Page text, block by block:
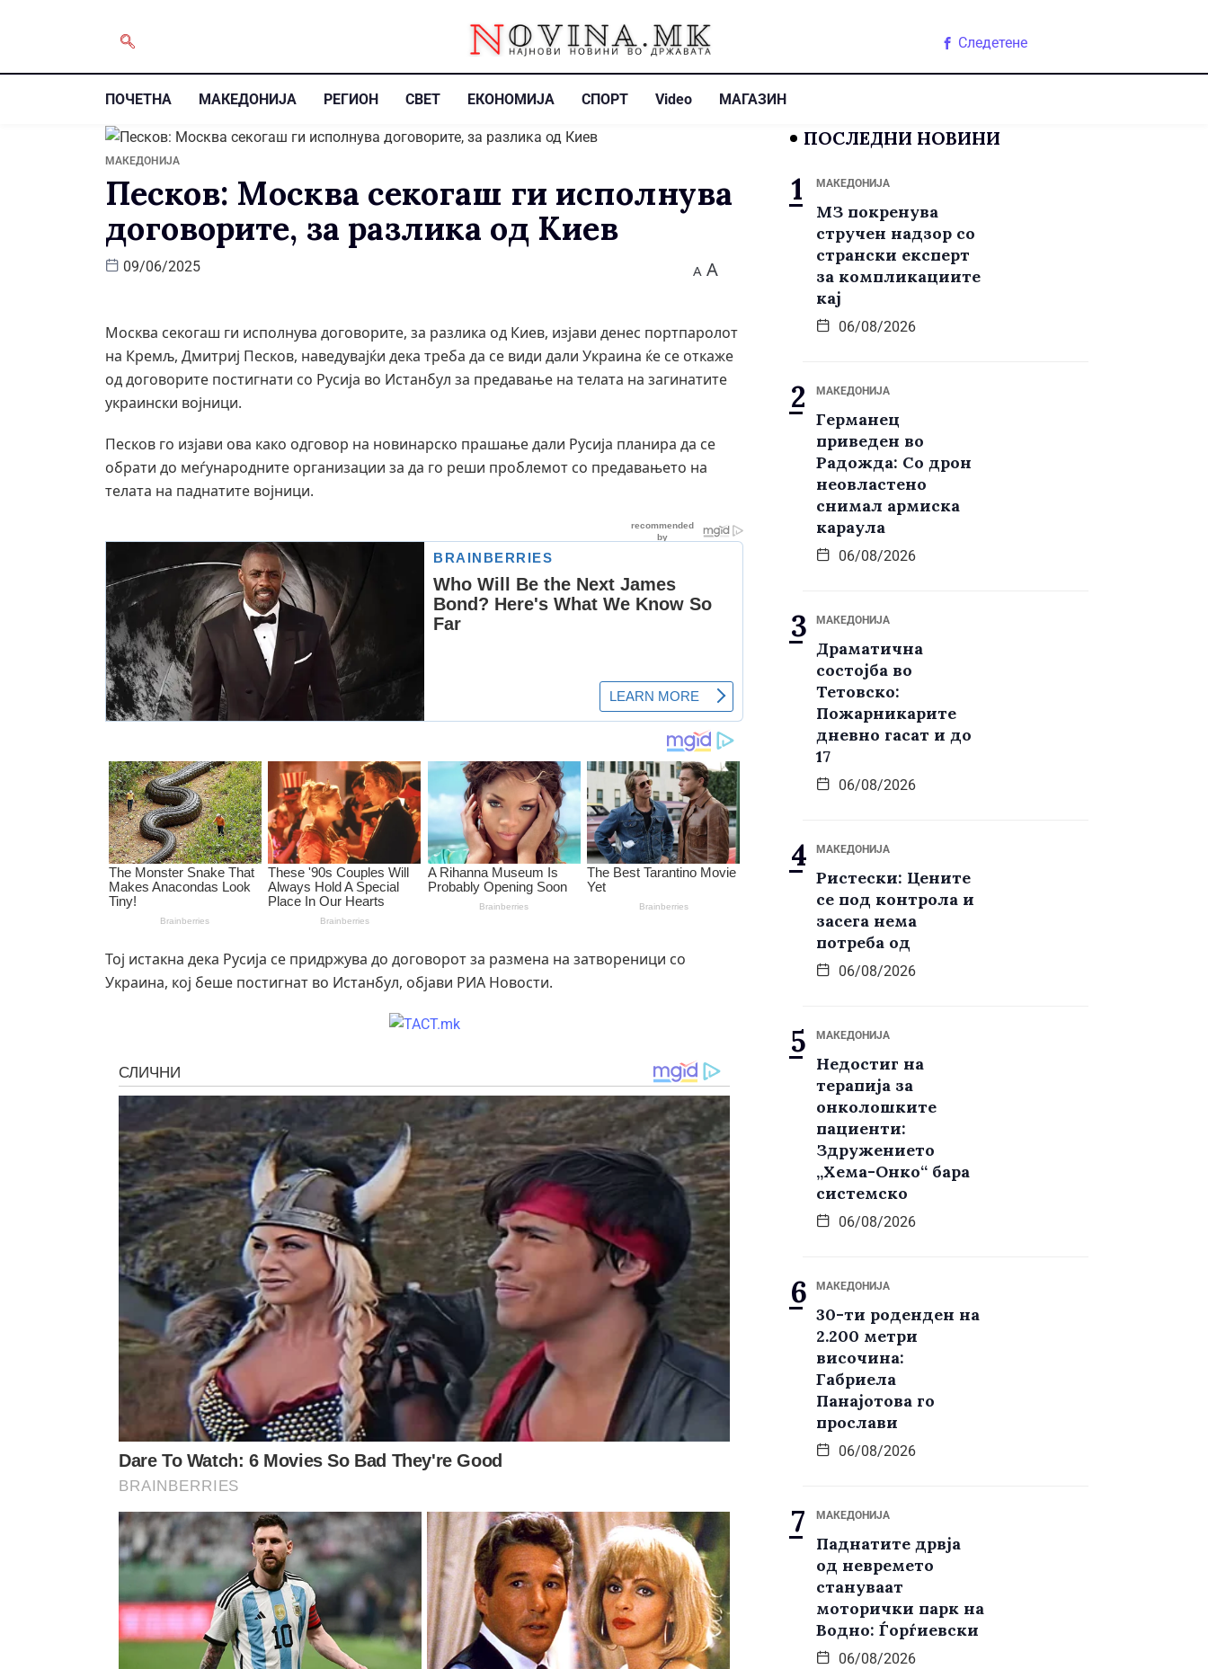
Следетене
ПОЧЕТНА МАКЕДОНИЈА РЕГИОН СВЕТ ЕКОНОМИЈА СПОРТ Video МАГАЗИН
МАКЕДОНИЈА
Песков: Москва секогаш ги исполнува
договорите, за разлика од Киев
09/06/2025 A A
Москва секогаш ги исполнува договорите, за разлика од Киев, изјави денес портпаролот
на Кремљ, Дмитриј Песков, наведувајќи дека треба да се види дали Украина ќе се откаже
од договорите постигнати со Русија во Истанбул за предавање на телата на загинатите
украински војници.
Песков го изјави ова како одговор на новинарско прашање дали Русија планира да се
обрати до меѓународните организации за да го реши проблемот со предавањето на
телата на паднатите војници.
Тој истакна дека Русија се придржува до договорот за размена на затвореници со
Украина, кој беше постигнат во Истанбул, објави РИА Новости.
ПОСЛЕДНИ НОВИНИ
МАКЕДОНИЈА
МЗ покренува
стручен надзор со
странски експерт
за компликациите
кај
06/08/2026
МАКЕДОНИЈА
Германец
приведен во
Радожда: Со дрон
неовластено
снимал армиска
караула
06/08/2026
МАКЕДОНИЈА
Драматична
состојба во
Тетовско:
Пожарникарите
дневно гасат и до
17
06/08/2026
МАКЕДОНИЈА
Ристески: Цените
се под контрола и
засега нема
потреба од
06/08/2026
МАКЕДОНИЈА
Недостиг на
терапија за
онколошките
пациенти:
Здружението
„Хема-Онко“ бара
системско
06/08/2026
МАКЕДОНИЈА
30-ти роденден на
2.200 метри
височина:
Габриела
Панајотова го
прослави
06/08/2026
МАКЕДОНИЈА
Паднатите дрвја
од невремето
стануваат
моторички парк на
Водно: Ѓорѓиевски
06/08/2026